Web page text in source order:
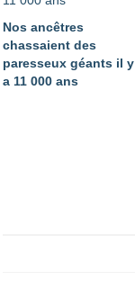
Nos ancêtres
chassaient des
paresseux géants il y
a 11 000 ans